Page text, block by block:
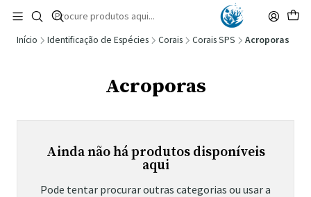
🚚 Portugal Continental: Portes Grátis desde 149,90€ (Envio extresso: 14,90€)
Ler mais
Início Identificação de Espécies Corais Corais SPS Acroporas
Acroporas
Ainda não há produtos disponíveis
aqui
Pode tentar procurar outras categorias ou usar a